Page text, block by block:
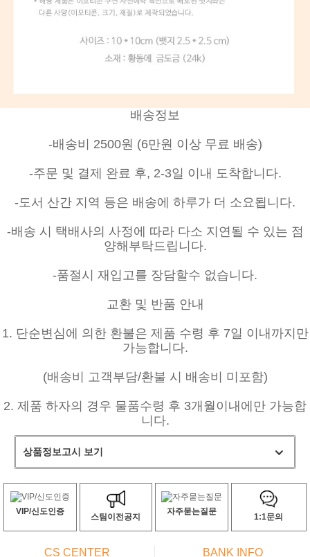
배송정보
-배송비 2500원 (6만원 이상 무료 배송)
-주문 및 결제 완료 후, 2-3일 이내 도착합니다.
-도서 산간 지역 등은 배송에 하루가 더 소요됩니다.
-배송 시 택배사의 사정에 따라 다소 지연될 수 있는 점
양해부탁드립니다.
-품절시 재입고를 장담할수 없습니다.
교환 및 반품 안내
1. 단순변심에 의한 환불은 제품 수령 후 7일 이내까지만
가능합니다.
(배송비 고객부담/환불 시 배송비 미포함)
2. 제품 하자의 경우 물품수령 후 3개월이내에만 가능합
니다.
상품정보고시 보기
VIP/신도인증
스팀이전공지
자주묻는질문
1:1문의
CS CENTER BANK INFO